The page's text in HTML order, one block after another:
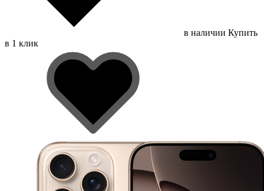
в наличии Купить
в 1 клик